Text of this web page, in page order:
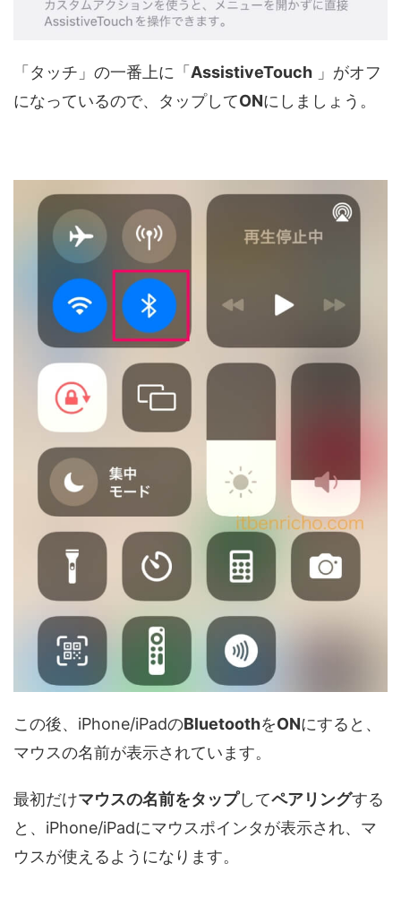
「タッチ」の一番上に「 AssistiveTouch 」がオフ
になっているので、タップしてONにしましょう。
この後、iPhone/iPadのBluetoothをONにすると、
マウスの名前が表示されています。
最初だけマウスの名前をタップしてペアリングする
と、iPhone/iPadにマウスポインタが表示され、マ
ウスが使えるようになります。